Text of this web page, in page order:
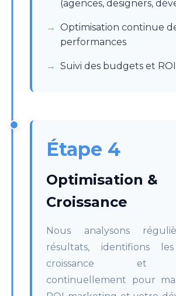
(agences, designers,
Optimisation continue
performances
Suivi des budgets et ROI
Étape 4
Optimisation &
Croissance
Nous analysons
résultats, identifions
croissance et
continuellement pour